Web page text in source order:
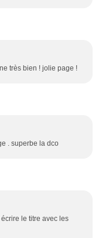
très bien ! jolie page !
. superbe la dco
le titre avec les